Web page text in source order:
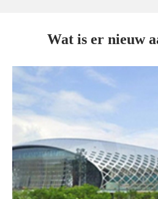
Wat is er nieuw